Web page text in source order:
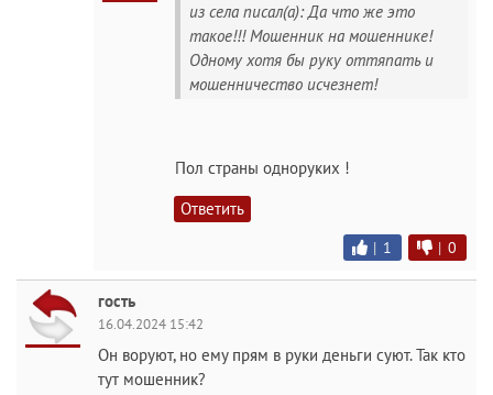
из села писал(а): Да что же это
такое!!! Мошенник на мошеннике!
Одному хотя бы руку оттяпать и
мошенничество исчезнет!
Пол страны одноруких !
Ответить
| 1 | 0
гость
16.04.2024 15:42
Он воруют, но ему прям в руки деньги суют. Так кто
тут мошенник?